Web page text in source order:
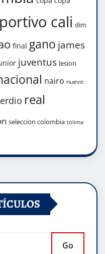
cali dim
final gano james
juventus lesion
nairo nuevo
real
seleccion colombia tolima
Go